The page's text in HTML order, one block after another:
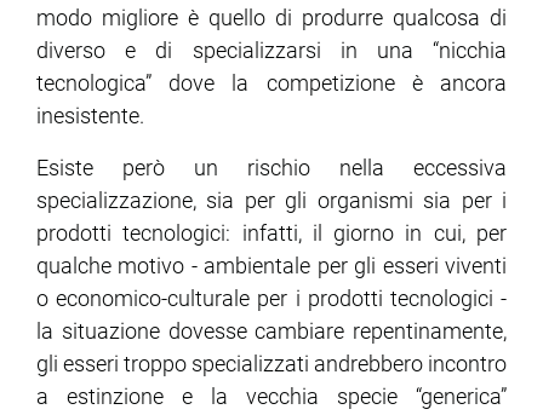
modo migliore è quello di produrre qualcosa di
diverso e di specializzarsi in una “nicchia
tecnologica” dove la competizione è ancora
inesistente.
Esiste però un rischio nella eccessiva
specializzazione, sia per gli organismi sia per i
prodotti tecnologici: infatti, il giorno in cui, per
qualche motivo - ambientale per gli esseri viventi
o economico-culturale per i prodotti tecnologici -
la situazione dovesse cambiare repentinamente,
gli esseri troppo specializzati andrebbero incontro
a estinzione e la vecchia specie “generica”